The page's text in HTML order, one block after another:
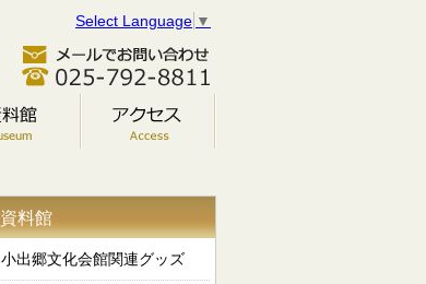
Select Language ▼
資料館
小出郷文化会館関連グッズ